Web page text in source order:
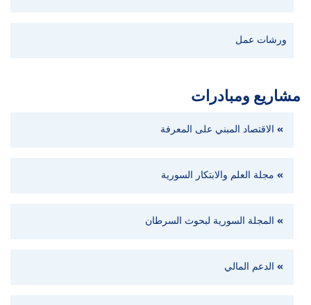
ورشات عمل
مشاريع ومبادرات
الاقتصاد المبني على المعرفة
مجلة العلم والابتكار السورية
المجلة السورية لبحوث السرطان
الدعم المالي